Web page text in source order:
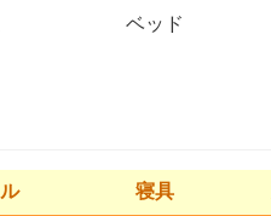
ベッド
寝具